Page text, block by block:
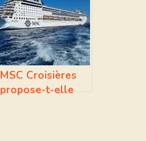
MSC Croisières
propose-t-elle